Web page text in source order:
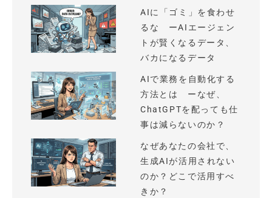
AIに「ゴミ」を食わせ
るな ーAIエージェン
トが賢くなるデータ、
バカになるデータ
AIで業務を自動化する
方法とは ーなぜ、
ChatGPTを配っても仕
事は減らないのか？
なぜあなたの会社で、
生成AIが活用されない
のか？どこで活用すべ
きか？